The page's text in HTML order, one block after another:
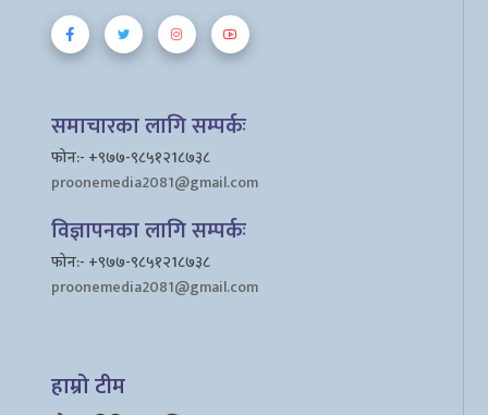
समाचारका लागि सम्पर्कः
फोन:- +९७७-९८५१२1८७३८
proonemedia2081@gmail.com
विज्ञापनका लागि सम्पर्कः
फोन:- +९७७-९८५१२1८७३८
proonemedia2081@gmail.com
हाम्रो टीम